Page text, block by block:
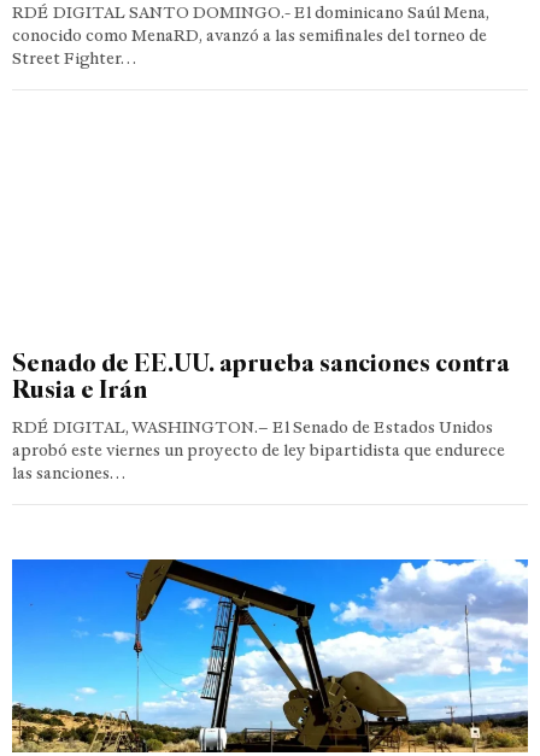
RDÉ DIGITAL SANTO DOMINGO.- El dominicano Saúl Mena,
conocido como MenaRD, avanzó a las semifinales del torneo de
Street Fighter…
Senado de EE.UU. aprueba sanciones contra
Rusia e Irán
RDÉ DIGITAL, WASHINGTON.– El Senado de Estados Unidos
aprobó este viernes un proyecto de ley bipartidista que endurece
las sanciones…